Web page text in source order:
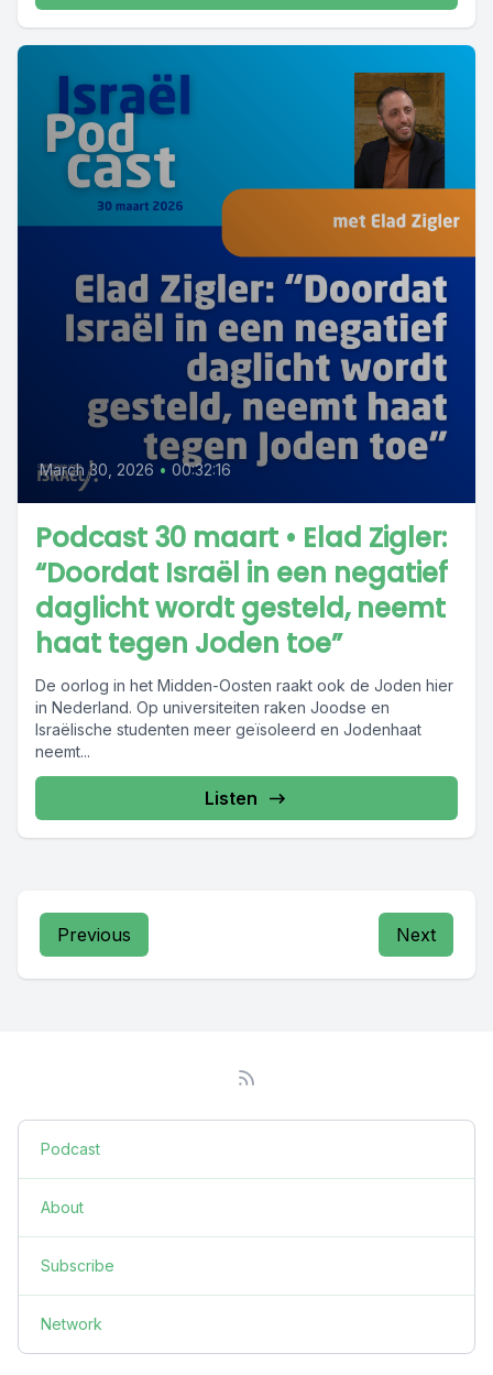
March 30, 2026 • 00:32:16
Podcast 30 maart • Elad Zigler:
“Doordat Israël in een negatief
daglicht wordt gesteld, neemt
haat tegen Joden toe”
De oorlog in het Midden-Oosten raakt ook de Joden hier
in Nederland. Op universiteiten raken Joodse en
Israëlische studenten meer geïsoleerd en Jodenhaat
neemt...
Listen
Previous Next
Podcast
About
Subscribe
Network